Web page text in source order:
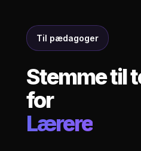
Til pædagoger
Stemme til
for
Lærere